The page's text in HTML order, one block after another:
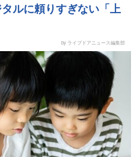
ルに頼りすぎない「上
by ライブドアニュース編集部